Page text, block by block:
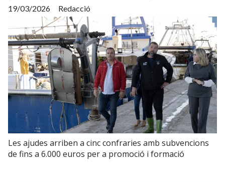
Redacció
19/03/2026
Les ajudes arriben a cinc confraries amb subvencions
de fins a 6.000 euros per a promoció i formació